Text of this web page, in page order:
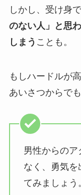
しかし、受け身
のない人」と思
しまう ことも。
もしハードルが
あいさつからで
男性からの
なく、勇気を
てみましょう